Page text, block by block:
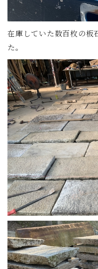
在庫していた数百枚の
た。